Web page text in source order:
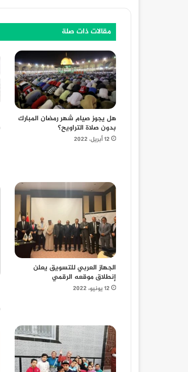
مقالات ذات صلة
هل يجوز صيام شهر رمضان المبارك
بدون صلاة التراويح؟
12 أبريل، 2022
الجهاز العربي للتسويق يعلن
إنطلاق موقعه الرقمي
12 يونيو، 2022